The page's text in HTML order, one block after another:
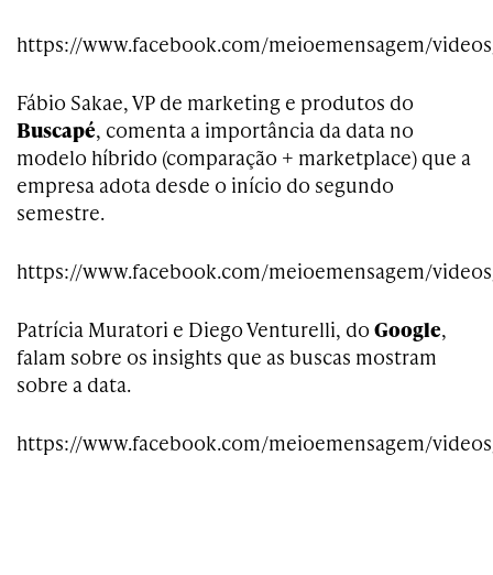
https://www.facebook.com/meioemensagem/
Fábio Sakae, VP de marketing e produtos do
Buscapé, comenta a importância da data no
modelo híbrido (comparação + marketplace) que a
empresa adota desde o início do segundo
semestre.
https://www.facebook.com/meioemensagem/
Patrícia Muratori e Diego Venturelli, do Google,
falam sobre os insights que as buscas mostram
sobre a data.
https://www.facebook.com/meioemensagem/